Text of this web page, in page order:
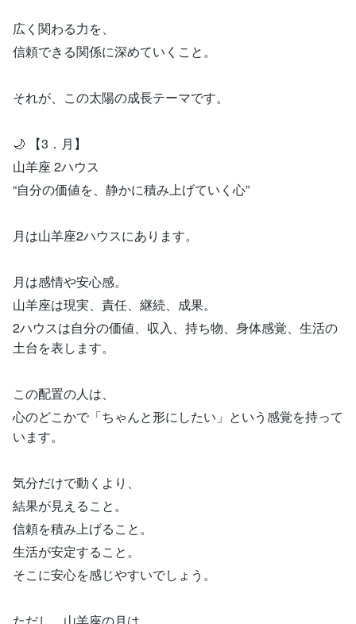
広く関わる力を、
信頼できる関係に深めていくこと。
それが、この太陽の成長テーマです。
🌙 【3．月】
山羊座 2ハウス
“自分の価値を、静かに積み上げていく心”
月は山羊座2ハウスにあります。
月は感情や安心感。
山羊座は現実、責任、継続、成果。
2ハウスは自分の価値、収入、持ち物、身体感覚、生活の
土台を表します。
この配置の人は、
心のどこかで「ちゃんと形にしたい」という感覚を持って
います。
気分だけで動くより、
結果が見えること。
信頼を積み上げること。
生活が安定すること。
そこに安心を感じやすいでしょう。
ただし、山羊座の月は、